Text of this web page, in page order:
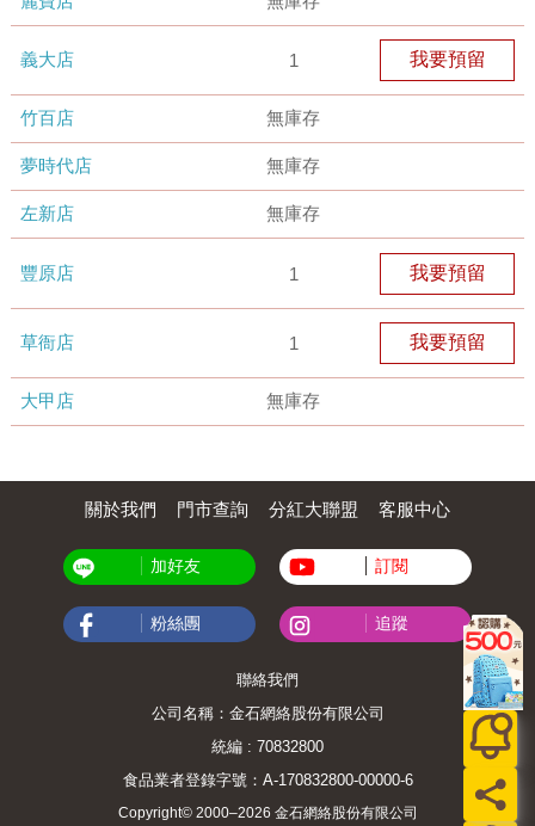
義大店 1 我要預留
竹百店 無庫存
夢時代店 無庫存
左新店 無庫存
豐原店 1 我要預留
草衙店 1 我要預留
大甲店 無庫存
關於我們 門市查詢 分紅大聯盟 客服中心
加好友 訂閱
粉絲團 追蹤
聯絡我們
公司名稱：金石網絡股份有限公司
統編 : 70832800
食品業者登錄字號：A-170832800-00000-6
Copyright© 2000–2026 金石網絡股份有限公司